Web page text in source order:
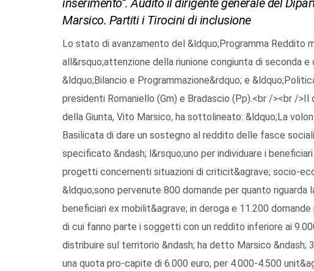
Marsico. Partiti i Tirocini di inclusione
Lo stato di avanzamento del &ldquo;Programma Reddito
all&rsquo;attenzione della riunione congiunta di seconda
&ldquo;Bilancio e Programmazione&rdquo; e
presidenti Romaniello (Gm) e Bradascio (Pp).<br /><br /
della Giunta, Vito Marsico, ha sottolineato: &ldquo;La
Basilicata di dare un sostegno al reddito delle fasce
specificato &ndash; l&rsquo;uno per individuare i
progetti concernenti situazioni di criticit&agrave; socio-
&ldquo;sono pervenute 800 domande per quanto riguarda
beneficiari ex mobilit&agrave; in deroga e 11.200
di cui fanno parte i soggetti con un reddito inferiore ai
distribuire sul territorio &ndash; ha detto Marsico &ndash;
una quota pro-capite di 6.000 euro, per 4.000-4.500